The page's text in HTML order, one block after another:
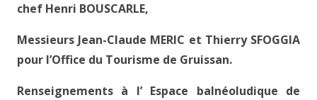
chef Henri BOUSCARLE,
Messieurs Jean-Claude MERIC et Thierry SFOGGIA
pour l’Office du Tourisme de Gruissan.
Renseignements à l’ Espace balnéoludique de